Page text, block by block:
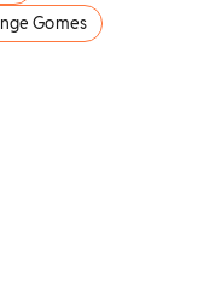
Gomes